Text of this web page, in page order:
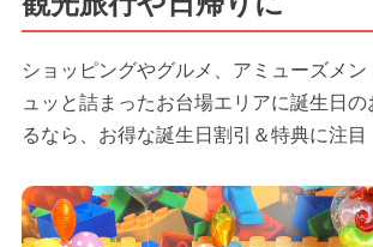
ショッピングやグルメ、アミューズメ
ュッと詰まったお台場エリアに誕生日
るなら、お得な誕生日割引＆特典に注目